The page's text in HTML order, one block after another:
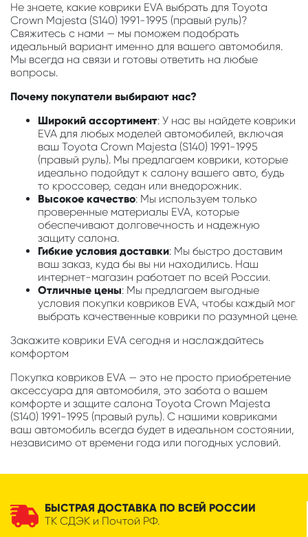
Не знаете, какие коврики EVA выбрать для Toyota
Crown Majesta (S140) 1991-1995 (правый руль)?
Свяжитесь с нами — мы поможем подобрать
идеальный вариант именно для вашего автомобиля.
Мы всегда на связи и готовы ответить на любые
вопросы.
Почему покупатели выбирают нас?
Широкий ассортимент: У нас вы найдете коврики
EVA для любых моделей автомобилей, включая
ваш Toyota Crown Majesta (S140) 1991-1995
(правый руль). Мы предлагаем коврики, которые
идеально подойдут к салону вашего авто, будь
то кроссовер, седан или внедорожник.
Высокое качество: Мы используем только
проверенные материалы EVA, которые
обеспечивают долговечность и надежную
защиту салона.
Гибкие условия доставки: Мы быстро доставим
ваш заказ, куда бы вы ни находились. Наш
интернет-магазин работает по всей России.
Отличные цены: Мы предлагаем выгодные
условия покупки ковриков EVA, чтобы каждый мог
выбрать качественные коврики по разумной цене.
Закажите коврики EVA сегодня и наслаждайтесь
комфортом
Покупка ковриков EVA — это не просто приобретение
аксессуара для автомобиля, это забота о вашем
комфорте и защите салона Toyota Crown Majesta
(S140) 1991-1995 (правый руль). С нашими ковриками
ваш автомобиль всегда будет в идеальном состоянии,
независимо от времени года или погодных условий.
БЫСТРАЯ ДОСТАВКА ПО ВСЕЙ РОССИИ
ТК СДЭК и Почтой РФ.